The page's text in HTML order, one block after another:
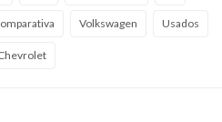
Volkswagen Usados